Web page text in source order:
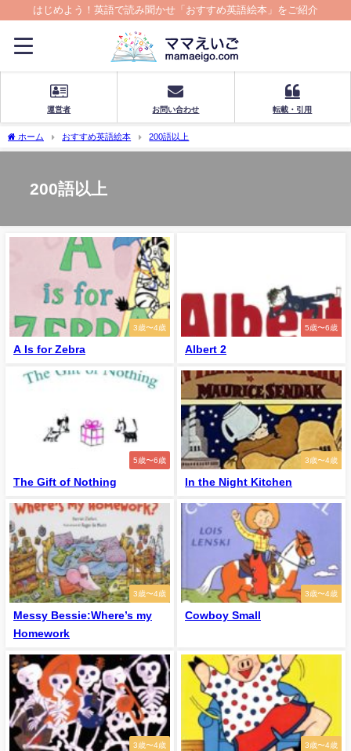
はじめよう！英語で読み聞かせ「おすすめ英語絵本」をご紹介
運営者 お問い合わせ 転載・引用
ホーム おすすめ英語絵本 200語以上
200語以上
3歳〜4歳
A Is for Zebra
5歳〜6歳
Albert 2
5歳〜6歳
The Gift of Nothing
3歳〜4歳
In the Night Kitchen
3歳〜4歳
Messy Bessie:Where’s my
Homework
3歳〜4歳
Cowboy Small
3歳〜4歳 3歳〜4歳